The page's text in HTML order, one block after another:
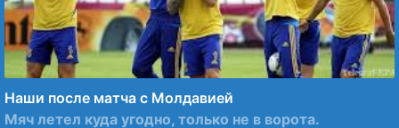
Наши после матча с Молдавией
Мяч летел куда угодно, только не в ворота.